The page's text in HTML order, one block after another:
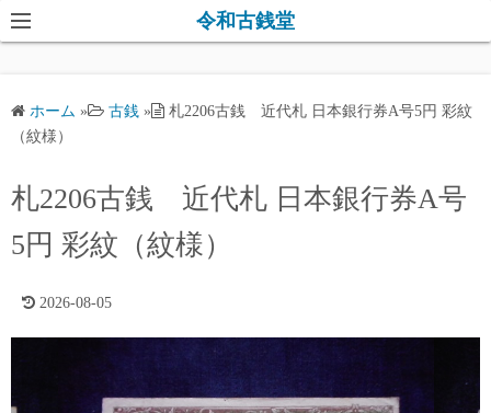
コ
ン
キ
ッ
令和古銭堂
ホーム » 古銭 »
札2206古銭 近代札 日本銀行券A号5円 彩紋
（紋様）
札2206古銭 近代札 日本銀行券A号
5円 彩紋（紋様）
2026-08-05